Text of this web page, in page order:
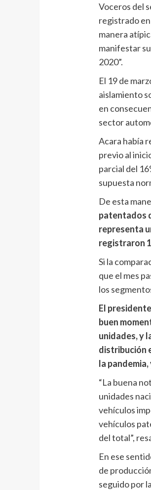
Voceros del
registrado
manera
manifestar
2020”.
El 19 de
aislamiento
en
sector
Acara había
previo al
parcial del
supuesta
De esta
patentados
representa
registraron
Si la
que el mes
los
El
buen
unidades, y
distribución
la
“La buena
unidades
vehículos
vehículos
del total”,
En ese
de
seguido por